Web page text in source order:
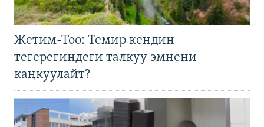
Жетим-Тоо: Темир кендин
тегерегиндеги талкуу эмнени
каңкуулайт?